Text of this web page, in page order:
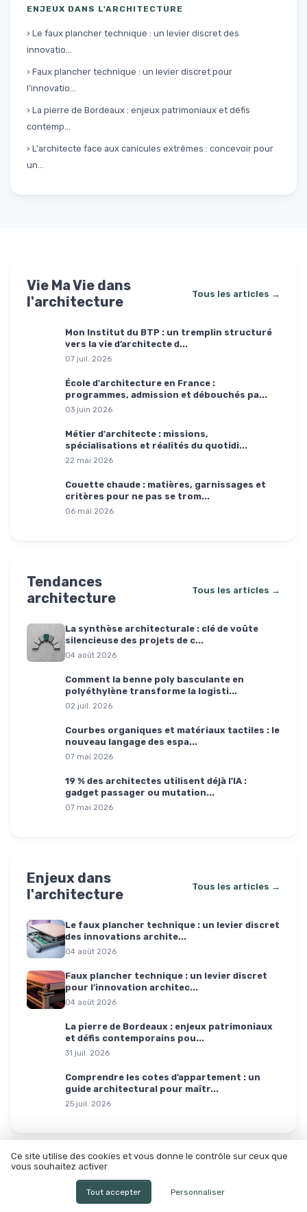
ENJEUX DANS L'ARCHITECTURE
› Le faux plancher technique : un levier discret des
innovatio...
› Faux plancher technique : un levier discret pour
l’innovatio...
› La pierre de Bordeaux : enjeux patrimoniaux et défis
contemp...
› L'architecte face aux canicules extrêmes : concevoir pour
un...
Vie Ma Vie dans
l'architecture
Tous les articles →
Mon Institut du BTP : un tremplin structuré
vers la vie d’architecte d...
07 juil. 2026
École d'architecture en France :
programmes, admission et débouchés pa...
03 juin 2026
Métier d'architecte : missions,
spécialisations et réalités du quotidi...
22 mai 2026
Couette chaude : matières, garnissages et
critères pour ne pas se trom...
06 mai 2026
Tendances
architecture
Tous les articles →
La synthèse architecturale : clé de voûte
silencieuse des projets de c...
04 août 2026
Comment la benne poly basculante en
polyéthylène transforme la logisti...
02 juil. 2026
Courbes organiques et matériaux tactiles : le
nouveau langage des espa...
07 mai 2026
19 % des architectes utilisent déjà l'IA :
gadget passager ou mutation...
07 mai 2026
Enjeux dans
l'architecture
Tous les articles →
Le faux plancher technique : un levier discret
des innovations archite...
04 août 2026
Faux plancher technique : un levier discret
pour l’innovation architec...
04 août 2026
La pierre de Bordeaux : enjeux patrimoniaux
et défis contemporains pou...
31 juil. 2026
Comprendre les cotes d’appartement : un
guide architectural pour maîtr...
25 juil. 2026
Impact RSE et
architecture
Ce site utilise des cookies et vous donne le contrôle sur ceux que
vous souhaitez activer
Tout accepter Personnaliser